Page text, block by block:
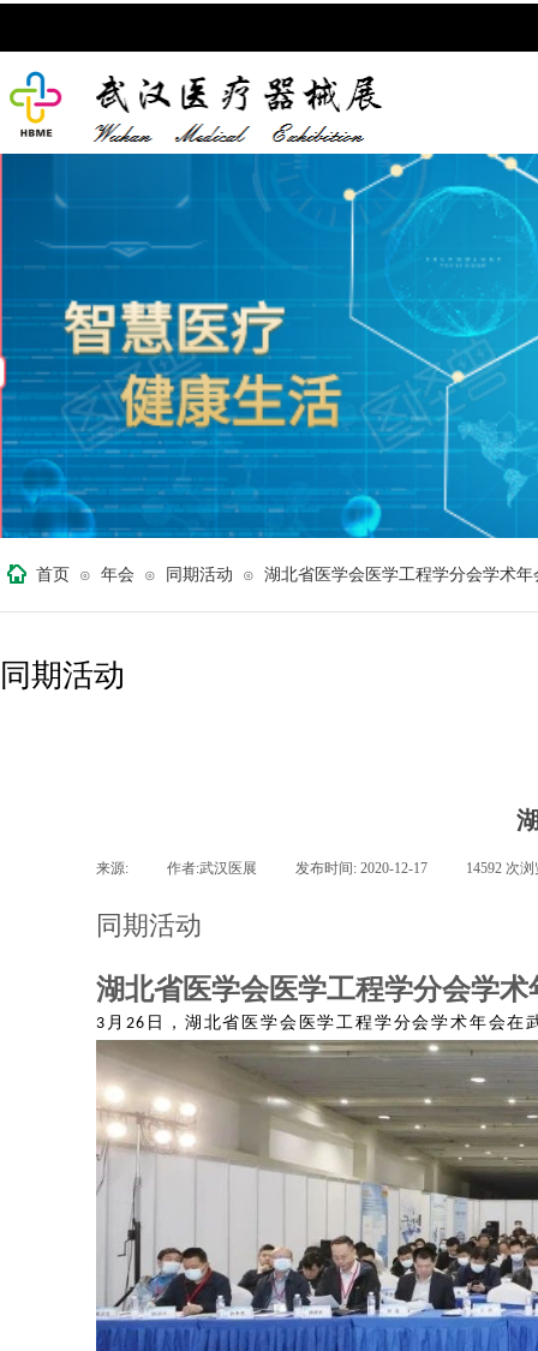
首页 ⊙ 年会 ⊙ 同期活动 ⊙ 湖北省医学会医学工程学分会学术年
同期活动
来源: 作者:武汉医展 发布时间: 2020-12-17 14592 次浏
同期活动
湖北省医学会医学工程学分会学术
3 月 26 日，湖北省医学会医学工程学分会学术年会